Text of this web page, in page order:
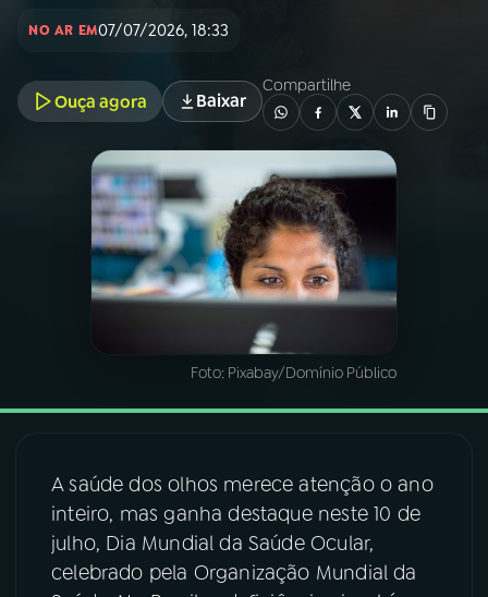
02A RÁDIO
03PROGRAMAÇÃO
PROGRAMAS
PODCASTS
YouTube Facebook
NO AR EM07/07/2026, 18:33
Ouça agora Baixar
Compartilhe
Foto: Pixabay/Domínio Público
A saúde dos olhos merece atenção o ano
inteiro, mas ganha destaque neste 10 de
julho, Dia Mundial da Saúde Ocular,
celebrado pela Organização Mundial da